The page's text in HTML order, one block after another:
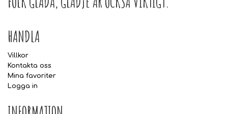
HANDLA
Villkor
Kontakta oss
Mina favoriter
Logga in